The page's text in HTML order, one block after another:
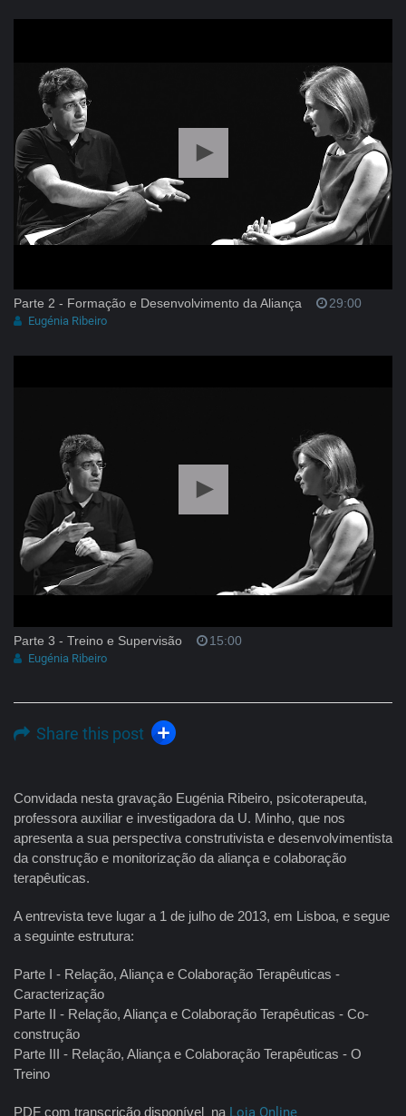
Parte 2 - Formação e Desenvolvimento da Aliança 29:00
Eugénia Ribeiro
Parte 3 - Treino e Supervisão 15:00
Eugénia Ribeiro
Share this post
Convidada nesta gravação Eugénia Ribeiro, psicoterapeuta,
professora auxiliar e investigadora da U. Minho, que nos
apresenta a sua perspectiva construtivista e desenvolvimentista
da construção e monitorização da aliança e colaboração
terapêuticas.
A entrevista teve lugar a 1 de julho de 2013, em Lisboa, e segue
a seguinte estrutura:
Parte I - Relação, Aliança e Colaboração Terapêuticas -
Caracterização
Parte II - Relação, Aliança e Colaboração Terapêuticas - Co-
construção
Parte III - Relação, Aliança e Colaboração Terapêuticas - O
Treino
PDF com transcrição disponível na Loja Online